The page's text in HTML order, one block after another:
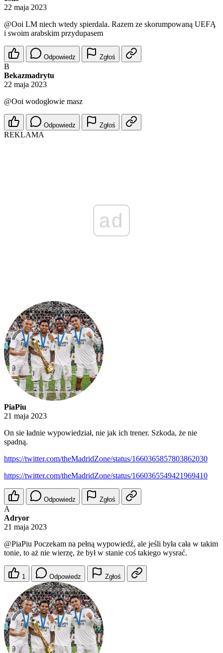
22 maja 2023
@Ooi LM niech wtedy spierdala. Razem ze skorumpowaną UEFĄ
i swoim arabskim przydupasem
Odpowiedz Zgłoś
B
Bekazmadrytu
22 maja 2023
@Ooi wodogłowie masz
Odpowiedz Zgłoś
REKLAMA
ad
PiaPiu
21 maja 2023
On sie ładnie wypowiedział, nie jak ich trener. Szkoda, że nie
spadną.
https://twitter.com/theMadridZone/status/1660365857803862030
https://twitter.com/theMadridZone/status/1660365549421969410
Odpowiedz Zgłoś
A
Adryor
21 maja 2023
@PiaPiu Poczekam na pełną wypowiedź, ale jeśli była cała w takim
tonie, to aż nie wierzę, że był w stanie coś takiego wysrać.
1 Odpowiedz Zgłoś